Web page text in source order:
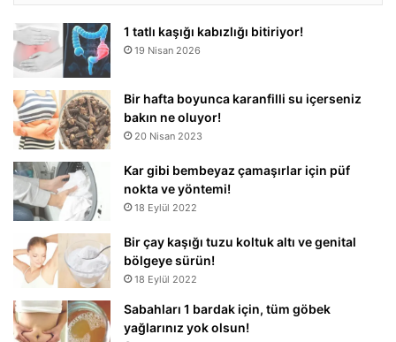
1 tatlı kaşığı kabızlığı bitiriyor!
19 Nisan 2026
Bir hafta boyunca karanfilli su içerseniz
bakın ne oluyor!
20 Nisan 2023
Kar gibi bembeyaz çamaşırlar için püf
nokta ve yöntemi!
18 Eylül 2022
Bir çay kaşığı tuzu koltuk altı ve genital
bölgeye sürün!
18 Eylül 2022
Sabahları 1 bardak için, tüm göbek
yağlarınız yok olsun!